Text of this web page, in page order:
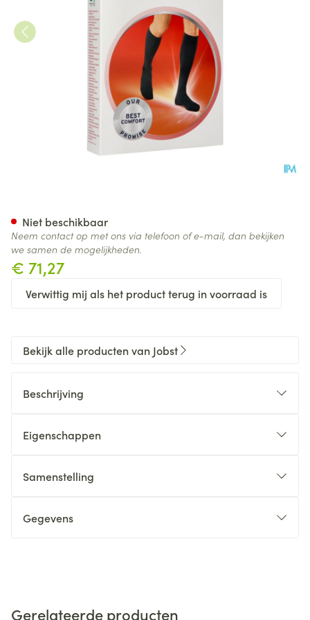
€ 71,27
Verwittig mij als het product terug in voorraad is
Niet beschikbaar
Neem contact op met ons via telefoon of e-mail, dan bekijken
we samen de mogelijkheden.
Bekijk alle producten van Jobst
Beschrijving
Eigenschappen
Samenstelling
Gegevens
Gerelateerde producten